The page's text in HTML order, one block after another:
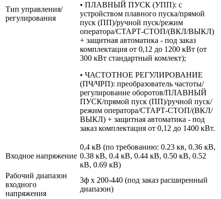
Тип управления/
регулирования
• ПЛАВНЫЙ ПУСК (УПП): с
устройством плавного пуска/прямой
пуск (ПП)/ручной пуск/режим
оператора/СТАРТ-СТОП/(ВКЛ/ВЫКЛ)
+ защитная автоматика - под заказ
комплектация от 0,12 до 1200 кВт (от
300 кВт стандартный комлект);
• ЧАСТОТНОЕ РЕГУЛИРОВАНИЕ
(ПЧ/ЧРП): преобразователь частоты/
регулирование оборотов/ПЛАВНЫЙ
ПУСК/прямой пуск (ПП)/ручной пуск/
режим оператора/СТАРТ-СТОП/(ВКЛ/
ВЫКЛ) + защитная автоматика - под
заказ комплектация от 0,12 до 1400 кВт.
Входное напряжение
0,4 кВ (по требованию: 0.23 кв, 0.36 кВ,
0.38 кВ, 0.4 кВ, 0.44 кВ, 0.50 кВ, 0.52
кВ, 0.69 кВ)
Рабочий диапазон
входного
напряжения
3ф х 200-440 (под заказ расширенный
диапазон)